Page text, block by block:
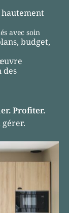
avec soin
budget,
des
Profiter.
gérer.